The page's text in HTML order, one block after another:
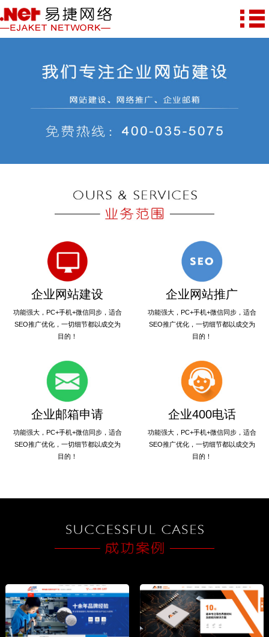
企业网站建设
功能强大，PC+手机+微信同步，适合
SEO推广优化，一切细节都以成交为
目的！
企业网站推广
功能强大，PC+手机+微信同步，适合
SEO推广优化，一切细节都以成交为
目的！
企业邮箱申请
功能强大，PC+手机+微信同步，适合
SEO推广优化，一切细节都以成交为
目的！
企业400电话
功能强大，PC+手机+微信同步，适合
SEO推广优化，一切细节都以成交为
目的！